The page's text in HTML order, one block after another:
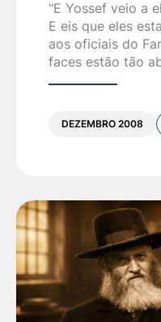
"E Yossef veio a
E eis que eles
aos oficiais do
faces estão tão
DEZEMBRO 2008